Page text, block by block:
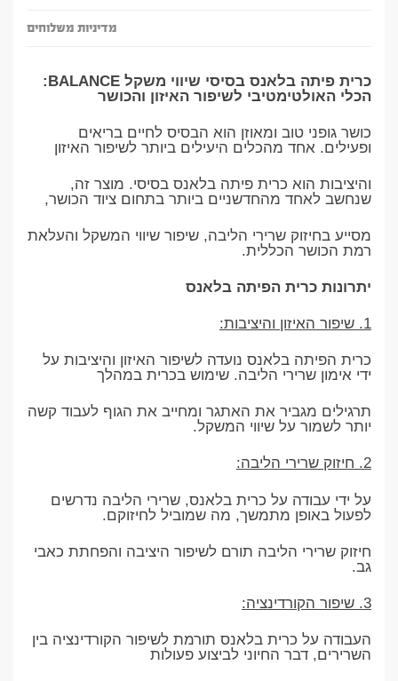
מדיניות משלוחים
כרית פיתה בלאנס בסיסי שיווי משקל BALANCE:
הכלי האולטימטיבי לשיפור האיזון והכושר
כושר גופני טוב ומאוזן הוא הבסיס לחיים בריאים
ופעילים. אחד מהכלים היעילים ביותר לשיפור האיזון
והיציבות הוא כרית פיתה בלאנס בסיסי. מוצר זה,
שנחשב לאחד מהחדשניים ביותר בתחום ציוד הכושר,
מסייע בחיזוק שרירי הליבה, שיפור שיווי המשקל והעלאת
רמת הכושר הכללית.
יתרונות כרית הפיתה בלאנס
1. שיפור האיזון והיציבות:
כרית הפיתה בלאנס נועדה לשיפור האיזון והיציבות על
ידי אימון שרירי הליבה. שימוש בכרית במהלך
תרגילים מגביר את האתגר ומחייב את הגוף לעבוד קשה
יותר לשמור על שיווי המשקל.
2. חיזוק שרירי הליבה:
על ידי עבודה על כרית בלאנס, שרירי הליבה נדרשים
לפעול באופן מתמשך, מה שמוביל לחיזוקם.
חיזוק שרירי הליבה תורם לשיפור היציבה והפחתת כאבי
גב.
3. שיפור הקורדינציה:
העבודה על כרית בלאנס תורמת לשיפור הקורדינציה בין
השרירים, דבר החיוני לביצוע פעולות